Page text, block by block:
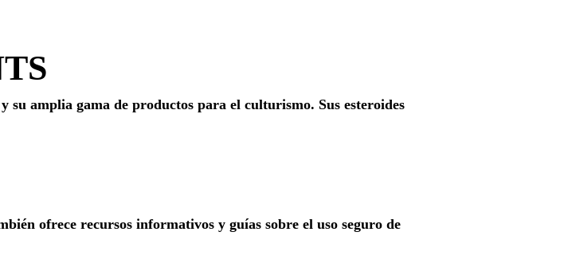
su amplia gama de productos para el culturismo. Sus esteroides
ofrece recursos informativos y guías sobre el uso seguro de